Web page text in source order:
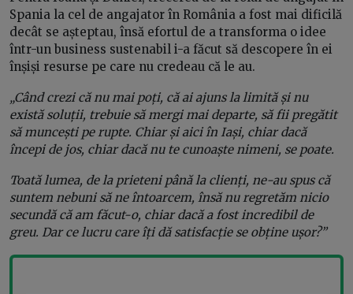
Spania la cel de angajator în România a fost mai dificilă
decât se așteptau, însă efortul de a transforma o idee
într-un business sustenabil i-a făcut să descopere în ei
înșiși resurse pe care nu credeau că le au.
„Când crezi că nu mai poți, că ai ajuns la limită și nu
există soluții, trebuie să mergi mai departe, să fii pregătit
să muncești pe rupte. Chiar și aici în Iași, chiar dacă
începi de jos, chiar dacă nu te cunoaște nimeni, se poate.
Toată lumea, de la prieteni până la clienți, ne-au spus că
suntem nebuni să ne întoarcem, însă nu regretăm nicio
secundă că am făcut-o, chiar dacă a fost incredibil de
greu. Dar ce lucru care îți dă satisfacție se obține ușor?”